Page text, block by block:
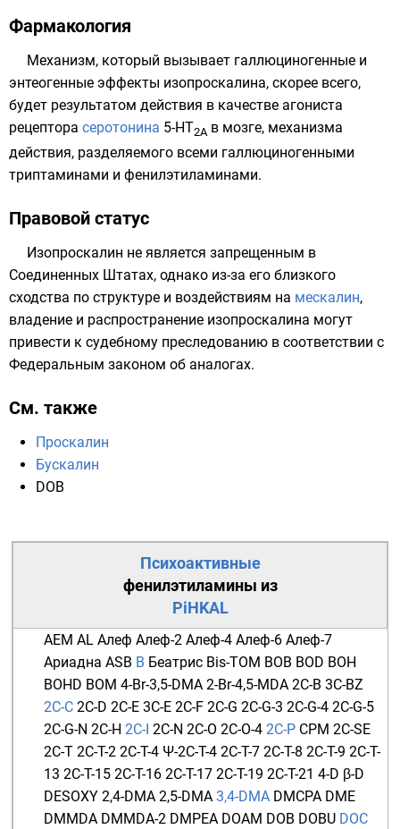
Фармакология
Механизм, который вызывает галлюциногенные и
энтеогенные эффекты изопроскалина, скорее всего,
будет результатом действия в качестве агониста
рецептора серотонина 5-HT2A в мозге, механизма
действия, разделяемого всеми галлюциногенными
триптаминами и фенилэтиламинами.
Правовой статус
Изопроскалин не является запрещенным в
Соединенных Штатах, однако из-за его близкого
сходства по структуре и воздействиям на мескалин,
владение и распространение изопроскалина могут
привести к судебному преследованию в соответствии с
Федеральным законом об аналогах.
См. также
Проскалин
Бускалин
DOB
Психоактивные
фенилэтиламины из
PiHKAL
AEM AL Алеф Алеф-2 Алеф-4 Алеф-6 Алеф-7
Ариадна ASB B Беатрис Bis-TOM BOB BOD BOH
BOHD BOM 4-Br-3,5-DMA 2-Br-4,5-MDA 2C-B 3C-BZ
2C-C 2C-D 2C-E 3C-E 2C-F 2C-G 2C-G-3 2C-G-4 2C-G-5
2C-G-N 2C-H 2C-I 2C-N 2C-O 2C-O-4 2C-P CPM 2C-SE
2C-T 2C-T-2 2C-T-4 Ψ-2C-T-4 2C-T-7 2C-T-8 2C-T-9 2C-T-
13 2C-T-15 2C-T-16 2C-T-17 2C-T-19 2C-T-21 4-D β-D
DESOXY 2,4-DMA 2,5-DMA 3,4-DMA DMCPA DME
DMMDA DMMDA-2 DMPEA DOAM DOB DOBU DOC